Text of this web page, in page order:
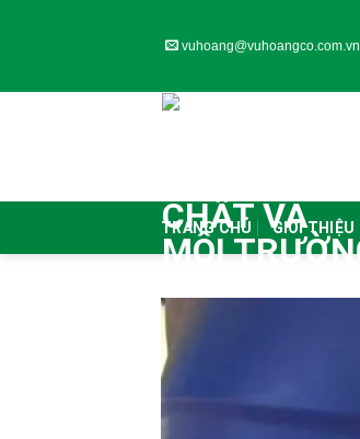
vuhoang@vuhoangco.com.vn
TRANG CHỦ GIỚI THIỆU